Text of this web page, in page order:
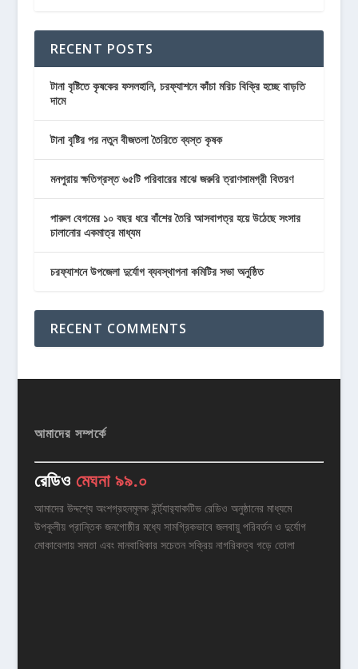
RECENT POSTS
টানা বৃষ্টিতে কৃষকের ফসলহানি, চরফ্যাশনে কাঁচা মরিচ বিক্রি হচ্ছে বাড়তি
দামে
টানা বৃষ্টির পর নতুন বীজতলা তৈরিতে ব্যস্ত কৃষক
মনপুরায় ক্ষতিগ্রস্ত ৬৫টি পরিবারের মাঝে জরুরি ত্রাণসামগ্রী বিতরণ
পারুল বেগমের ১০ বছর ধরে বাঁশের তৈরি আসবাপত্র হয়ে উঠেছে সংসার
চালানোর একমাত্র মাধ্যম
চরফ্যাশনে উপজেলা দুর্যোগ ব্যবস্থাপনা কমিটির সভা অনুষ্ঠিত
RECENT COMMENTS
আমাদের সম্পর্কে
রেডিও মেঘনা ৯৯.০
আমাদের উদ্দশ্যে অংশগ্রহনমূলক ইর্ন্ট্যার‌্যাকটিভ রেডিও অনুষ্ঠানের মাধ্যমে
উপকুলীয় প্রান্তিক জনগোষ্ঠীর মধ্যে সামগ্রিকভাবে জলবায়ু পরিবর্তন ও দুর্যোগ
মোকাবেলায় সমতা এবং মানবাধিকার সচেতন সক্রিয় নাগরিকত্ব গড়ে তোলা